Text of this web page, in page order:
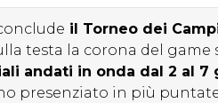
il Torneo dei
testa la corona del
andati in onda dal 2 al 7
presenziato in più